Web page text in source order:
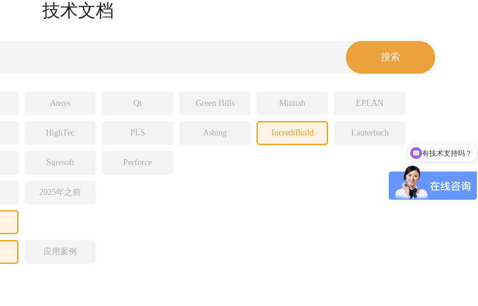
技术文档
Ansys Qt Green Hills Minitab EPLAN
HighTec PLS Ashing IncrediBuild Lauterbach
Suresoft Perforce
2025年之前
应用案例
有技术支持吗？